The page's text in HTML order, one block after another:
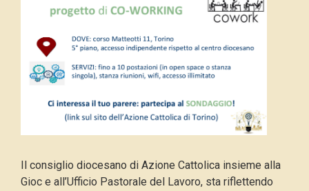
Il consiglio diocesano di Azione Cattolica insieme alla
Gioc e all’Ufficio Pastorale del Lavoro, sta riflettendo